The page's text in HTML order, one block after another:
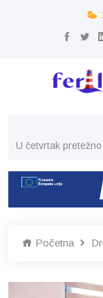
U četvrtak
Početna